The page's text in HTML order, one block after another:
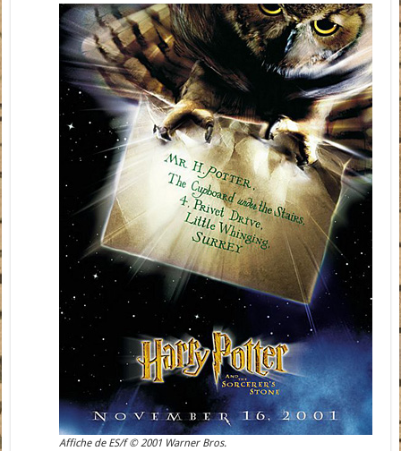
Affiche de ES/f © 2001 Warner Bros.